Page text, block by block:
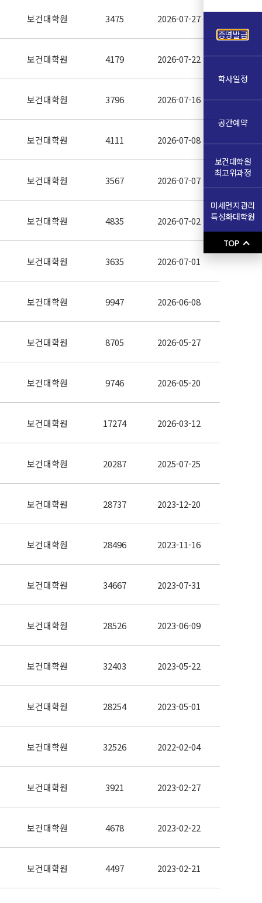
보건대학원 3475 2026-07-27
보건대학원 4179 2026-07-22
보건대학원 3796 2026-07-16
보건대학원 4111 2026-07-08
보건대학원 3567 2026-07-07
보건대학원 4835 2026-07-02
보건대학원 3635 2026-07-01
보건대학원 9947 2026-06-08
보건대학원 8705 2026-05-27
보건대학원 9746 2026-05-20
보건대학원 17274 2026-03-12
보건대학원 20287 2025-07-25
보건대학원 28737 2023-12-20
보건대학원 28496 2023-11-16
보건대학원 34667 2023-07-31
보건대학원 28526 2023-06-09
보건대학원 32403 2023-05-22
보건대학원 28254 2023-05-01
보건대학원 32526 2022-02-04
보건대학원 3921 2023-02-27
보건대학원 4678 2023-02-22
보건대학원 4497 2023-02-21
증명발급
학사일정
공간예약
보건대학원
최고위과정
미세먼지관리
특성화대학원
TOP